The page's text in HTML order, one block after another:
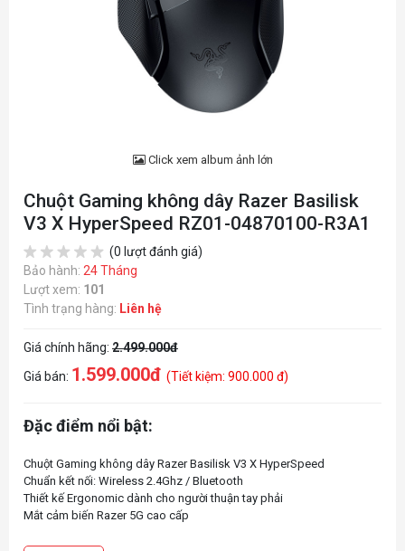
Click xem album ảnh lớn
Chuột Gaming không dây Razer Basilisk
V3 X HyperSpeed RZ01-04870100-R3A1
(0 lượt đánh giá)
Bảo hành: 24 Tháng
Lượt xem: 101
Tình trạng hàng: Liên hệ
Giá chính hãng: 2.499.000đ
Giá bán: 1.599.000đ (Tiết kiệm: 900.000 đ)
Đặc điểm nổi bật:
Chuột Gaming không dây Razer Basilisk V3 X HyperSpeed
Chuẩn kết nối: Wireless 2.4Ghz / Bluetooth
Thiết kế Ergonomic dành cho người thuận tay phải
Mắt cảm biến Razer 5G cao cấp